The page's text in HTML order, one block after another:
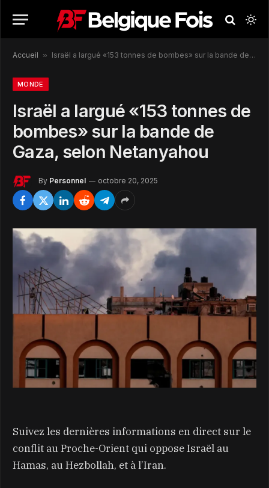
Accueil » Israël a largué «153 tonnes de bombes» sur la bande de Gaza, selon Netanyahou
MONDE
Israël a largué «153 tonnes de
bombes» sur la bande de
Gaza, selon Netanyahou
By Personnel octobre 20, 2025
Suivez les dernières informations en direct sur le
conflit au Proche-Orient qui oppose Israël au
Hamas, au Hezbollah, et à l’Iran.